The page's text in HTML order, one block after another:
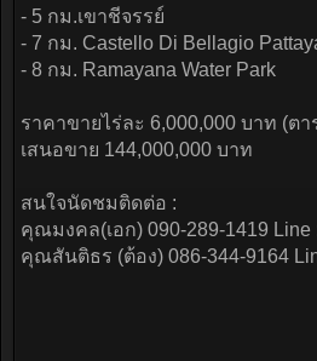
- 5 กม.เขาชีจรรย์
- 7 กม. Castello Di Bellagio
- 8 กม. Ramayana Water Park
ราคาขายไร่ละ 6,000,000 บาท (ต
เสนอขาย 144,000,000 บาท
สนใจนัดชมติดต่อ :
คุณมงคล(เอก) 090-289-1419 Line
คุณสันติธร (ต้อง) 086-344-9164